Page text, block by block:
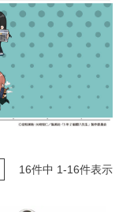
16件中 1-16件表示